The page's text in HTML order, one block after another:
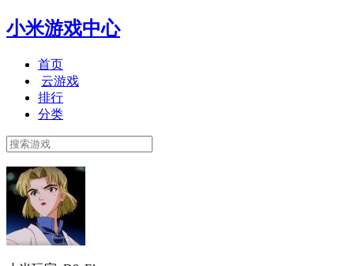
小米游戏中心
首页
云游戏
排行
分类